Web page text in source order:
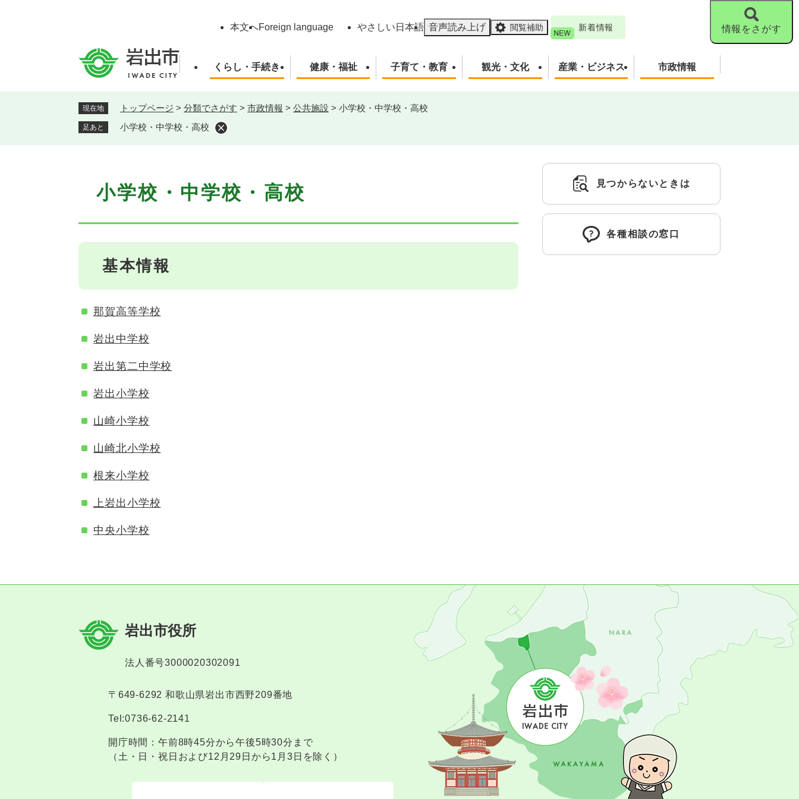
本文へForeign language やさしい日本語 音声読み上げ 閲覧補助 新着情報
くらし・手続き 健康・福祉 子育て・教育 観光・文化 産業・ビジネス 市政情報
情報をさがす
現在地 トップページ > 分類でさがす > 市政情報 > 公共施設 > 小学校・中学校・高校
足あと 小学校・中学校・高校
小学校・中学校・高校
基本情報
那賀高等学校
岩出中学校
岩出第二中学校
岩出小学校
山崎小学校
山崎北小学校
根来小学校
上岩出小学校
中央小学校
見つからないときは
各種相談の窓口
岩出市役所
法人番号3000020302091
〒649-6292 和歌山県岩出市西野209番地
Tel:0736-62-2141
開庁時間：午前8時45分から午後5時30分まで
（土・日・祝日および12月29日から1月3日を除く）